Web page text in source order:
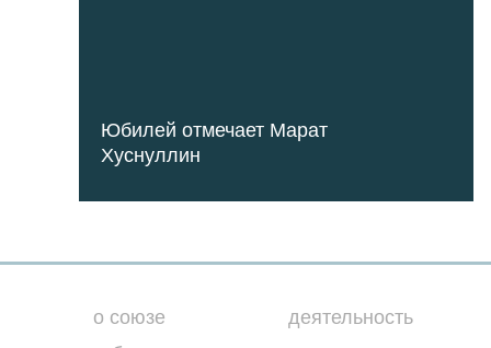
Юбилей отмечает Марат
Хуснуллин
о союзе
деятельность